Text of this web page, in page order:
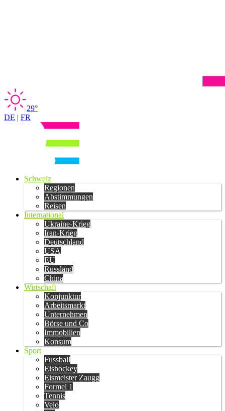
29°
DE | FR
Schweiz
Regionen
Abstimmungen
Reisen
International
Ukraine-Krieg
Iran-Krieg
Deutschland
USA
EU
Russland
China
Wirtschaft
Konjunktur
Arbeitsmarkt
Unternehmen
Börse und Co
Immobilien
Konsum
Sport
Fussball
Eishockey
Eismeister Zaugg
Formel 1
Tennis
Velo